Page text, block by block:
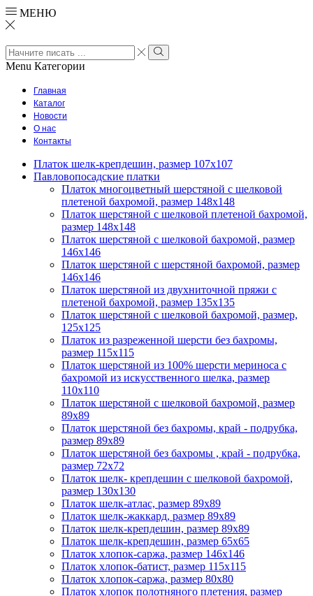
МЕНЮ
Search
input
Search
Menu Категории
Главная
Каталог
Новости
О нас
Контакты
Платок шелк-крепдешин, размер 107х107
Павловопосадские платки
Платок многоцветный шерстяной с шелковой
плетеной бахромой, размер 148х148
Платок шерстяной с шелковой плетеной бахромой,
размер 148х148
Платок шерстяной с шелковой бахромой, размер
146х146
Платок шерстяной с шерстяной бахромой, размер
146х146
Платок шерстяной из двухниточной пряжи с
плетеной бахромой, размер 135х135
Платок шерстяной с шелковой бахромой, размер,
125x125
Платок из разреженной шерсти без бахромы,
размер 115х115
Платок шерстяной из 100% шерсти мериноса с
бахромой из искусственного шелка, размер
110х110
Платок шерстяной с шелковой бахромой, размер
89x89
Платок шерстяной без бахромы, край - подрубка,
размер 89х89
Платок шерстяной без бахромы , край - подрубка,
размер 72х72
Платок шелк- крепдешин с шелковой бахромой,
размер 130х130
Платок шелк-атлас, размер 89x89
Платок шелк-жаккард, размер 89х89
Платок шелк-крепдешин, размер 89x89
Платок шелк-крепдешин, размер 65x65
Платок хлопок-саржа, размер 146х146
Платок хлопок-батист, размер 115х115
Платок хлопок-саржа, размер 80х80
Платок хлопок полотняного плетения, размер